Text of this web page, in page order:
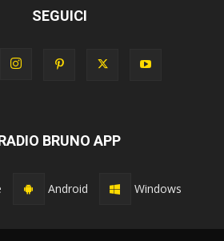
SEGUICI
BRUNO APP
Android Windows